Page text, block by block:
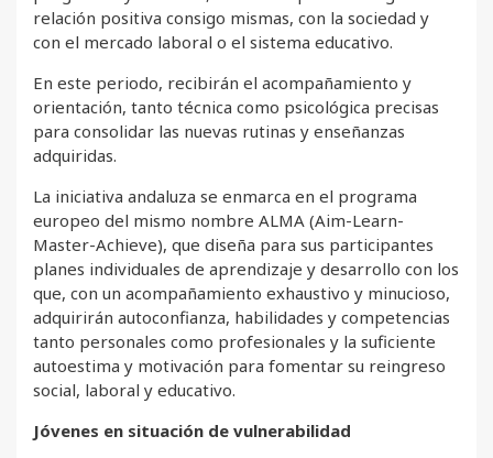
relación positiva consigo mismas, con la sociedad y
con el mercado laboral o el sistema educativo.
En este periodo, recibirán el acompañamiento y
orientación, tanto técnica como psicológica precisas
para consolidar las nuevas rutinas y enseñanzas
adquiridas.
La iniciativa andaluza se enmarca en el programa
europeo del mismo nombre ALMA (Aim-Learn-
Master-Achieve), que diseña para sus participantes
planes individuales de aprendizaje y desarrollo con los
que, con un acompañamiento exhaustivo y minucioso,
adquirirán autoconfianza, habilidades y competencias
tanto personales como profesionales y la suficiente
autoestima y motivación para fomentar su reingreso
social, laboral y educativo.
Jóvenes en situación de vulnerabilidad